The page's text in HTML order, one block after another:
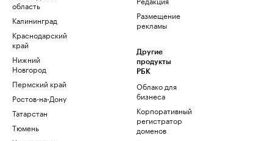
область
Калининград
Краснодарский
край
Нижний
Новгород
Пермский край
Ростов-на-Дону
Татарстан
Тюмень
Размещение
рекламы
Другие
продукты
РБК
Облако для
бизнеса
Корпоративный
регистратор
доменов